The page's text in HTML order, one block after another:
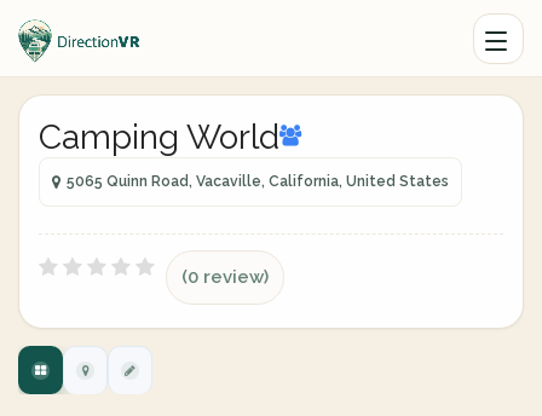
Camping World
5065 Quinn Road, Vacaville, California, United States
(0 review)